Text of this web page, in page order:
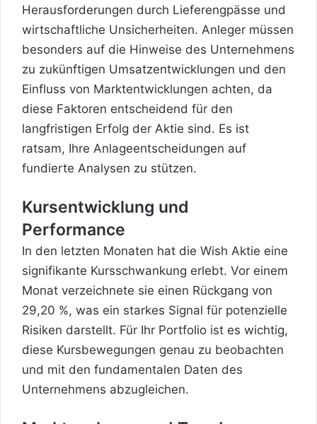
Herausforderungen durch Lieferengpässe und
wirtschaftliche Unsicherheiten. Anleger müssen
besonders auf die Hinweise des Unternehmens
zu zukünftigen Umsatzentwicklungen und den
Einfluss von Marktentwicklungen achten, da
diese Faktoren entscheidend für den
langfristigen Erfolg der Aktie sind. Es ist
ratsam, Ihre Anlageentscheidungen auf
fundierte Analysen zu stützen.
Kursentwicklung und
Performance
In den letzten Monaten hat die Wish Aktie eine
signifikante Kursschwankung erlebt. Vor einem
Monat verzeichnete sie einen Rückgang von
29,20 %, was ein starkes Signal für potenzielle
Risiken darstellt. Für Ihr Portfolio ist es wichtig,
diese Kursbewegungen genau zu beobachten
und mit den fundamentalen Daten des
Unternehmens abzugleichen.